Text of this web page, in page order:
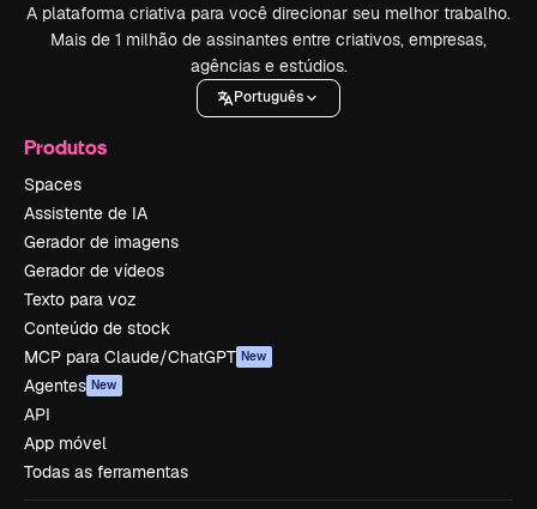
A plataforma criativa para você direcionar seu melhor trabalho.
Mais de 1 milhão de assinantes entre criativos, empresas,
agências e estúdios.
Português
Produtos
Spaces
Assistente de IA
Gerador de imagens
Gerador de vídeos
Texto para voz
Conteúdo de stock
MCP para Claude/ChatGPT New
Agentes New
API
App móvel
Todas as ferramentas